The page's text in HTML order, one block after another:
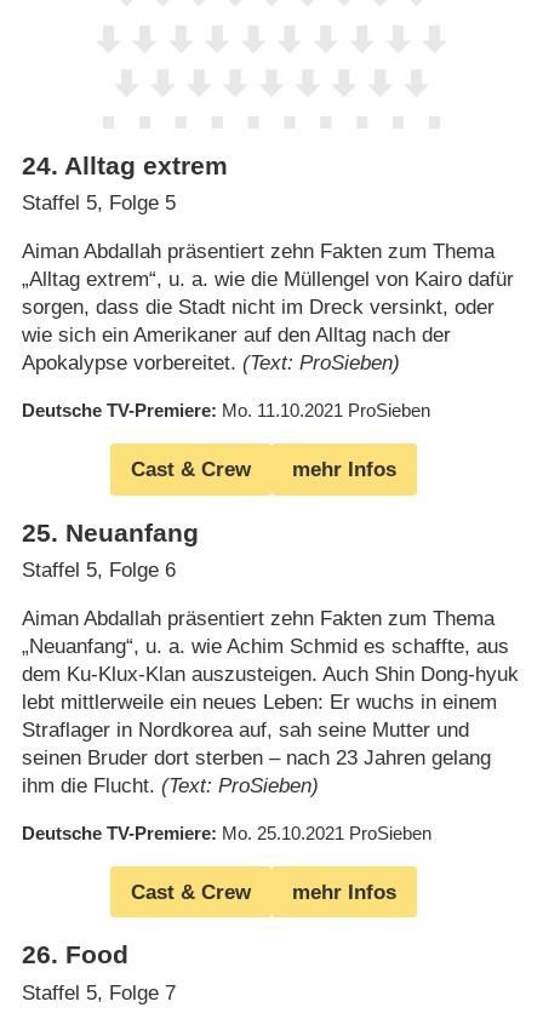
24. Alltag extrem
Staffel 5, Folge 5
Aiman Abdallah präsentiert zehn Fakten zum Thema
„Alltag extrem“, u. a. wie die Müllengel von Kairo dafür
sorgen, dass die Stadt nicht im Dreck versinkt, oder
wie sich ein Amerikaner auf den Alltag nach der
Apokalypse vorbereitet. (Text: ProSieben)
Deutsche TV-Premiere Mo. 11.10.2021 ProSieben
Cast & Crew mehr Infos
25. Neuanfang
Staffel 5, Folge 6
Aiman Abdallah präsentiert zehn Fakten zum Thema
„Neuanfang“, u. a. wie Achim Schmid es schaffte, aus
dem Ku-Klux-Klan auszusteigen. Auch Shin Dong-hyuk
lebt mittlerweile ein neues Leben: Er wuchs in einem
Straflager in Nordkorea auf, sah seine Mutter und
seinen Bruder dort sterben – nach 23 Jahren gelang
ihm die Flucht. (Text: ProSieben)
Deutsche TV-Premiere Mo. 25.10.2021 ProSieben
Cast & Crew mehr Infos
26. Food
Staffel 5, Folge 7